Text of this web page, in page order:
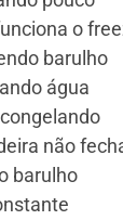
o
barulho
água
não
barulho